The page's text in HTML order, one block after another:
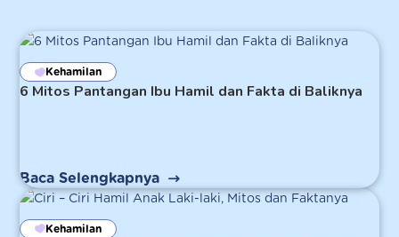
6 Mitos Pantangan Ibu Hamil dan Fakta di Baliknya
Kehamilan
Baca Selengkapnya
Kehamilan